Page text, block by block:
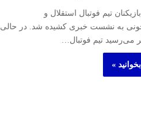
تیم فوتبال استقلال و
به نشست خبری کشیده شد. در حالی
می‌رسید تیم فوتبال…
»